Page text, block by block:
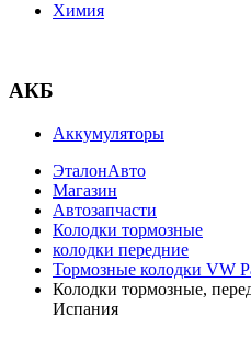
Химия
АКБ
Аккумуляторы
ЭталонАвто
Магазин
Автозапчасти
Колодки тормозные
колодки передние
Тормозные колодки VW
Колодки тормозные,
Испания